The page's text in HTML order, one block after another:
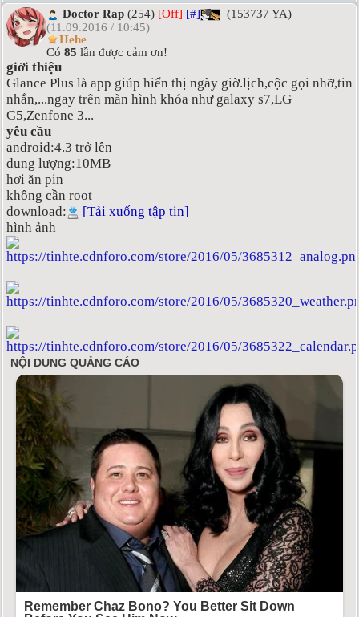
Doctor Rap (254) [Off] [#]
(153737 YA)
(11.09.2016 / 10:45)
Hehe
Có 85 lần được cảm ơn!
giới thiệu
Glance Plus là app giúp hiển thị ngày giờ.lịch,cộc gọi nhỡ,tin
nhắn,...ngay trên màn hình khóa như galaxy s7,LG
G5,Zenfone 3...
yêu cầu
android:4.3 trở lên
dung lượng:10MB
hơi ăn pin
không cần root
download:
[Tải xuống tập tin]
hình ảnh